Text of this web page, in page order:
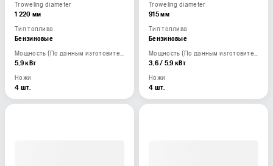
Troweling diameter
1 220 мм
Тип топлива
Бензиновые
Мощность (По данным изготовителя двигателя)
5,9 кВт
Ножи
4 шт.
Troweling diameter
915 мм
Тип топлива
Бензиновые
Мощность (По данным изготовителя двигателя)
3,6 / 5,9 кВт
Ножи
4 шт.